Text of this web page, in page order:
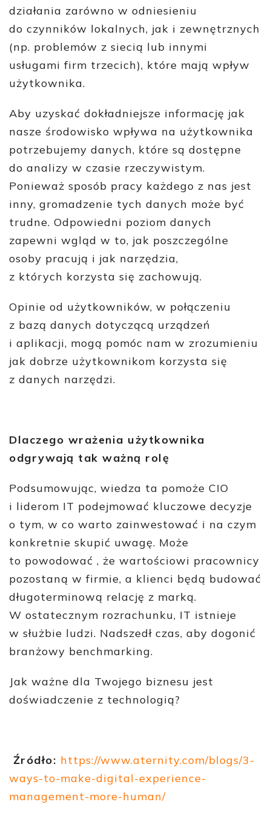
działania zarówno w odniesieniu
do czynników lokalnych, jak i zewnętrznych
(np. problemów z siecią lub innymi
usługami firm trzecich), które mają wpływ
użytkownika.
Aby uzyskać dokładniejsze informację jak
nasze środowisko wpływa na użytkownika
potrzebujemy danych, które są dostępne
do analizy w czasie rzeczywistym.
Ponieważ sposób pracy każdego z nas jest
inny, gromadzenie tych danych może być
trudne. Odpowiedni poziom danych
zapewni wgląd w to, jak poszczególne
osoby pracują i jak narzędzia,
z których korzysta się zachowują.
Opinie od użytkowników, w połączeniu
z bazą danych dotyczącą urządzeń
i aplikacji, mogą pomóc nam w zrozumieniu
jak dobrze użytkownikom korzysta się
z danych narzędzi.
Dlaczego wrażenia użytkownika
odgrywają tak ważną rolę
Podsumowując, wiedza ta pomoże CIO
i liderom IT podejmować kluczowe decyzje
o tym, w co warto zainwestować i na czym
konkretnie skupić uwagę. Może
to powodować , że wartościowi pracownicy
pozostaną w firmie, a klienci będą budować
długoterminową relację z marką.
W ostatecznym rozrachunku, IT istnieje
w służbie ludzi. Nadszedł czas, aby dogonić
branżowy benchmarking.
Jak ważne dla Twojego biznesu jest
doświadczenie z technologią?
Źródło: https://www.aternity.com/blogs/3-
ways-to-make-digital-experience-
management-more-human/